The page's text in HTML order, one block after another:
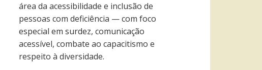
área da acessibilidade e inclusão de
pessoas com deficiência — com foco
especial em surdez, comunicação
acessível, combate ao capacitismo e
respeito à diversidade.